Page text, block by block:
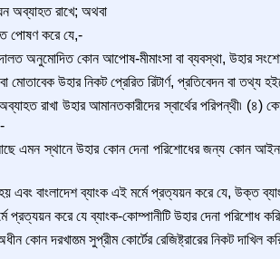
অব্যাহত রাখে; অথবা
পোষণ করে যে,-
অনুমোদিত কোন আপোষ-মীমাংসা বা ব্যবস্থা, উহার
মোতাবেক উহার নিকট প্রেরিত রিটার্ণ, প্রতিবেদন বা
রাখা উহার আমানতকারীদের স্বার্থের পরিপন্থী৷ (৪)
এমন স্থানে উহার কোন দেনা পরিশোধের জন্য কোন
বাংলাদেশ ব্যাংক এই মর্মে প্রত্যয়ন করে যে, উক্ত
প্রত্যয়ন করে যে ব্যাংক-কোম্পানীটি উহার দেনা পরিশোধ
কোন দরখাস্ত্ম সুপ্রীম কোর্টের রেজিষ্ট্রারের নিকট দাখিল